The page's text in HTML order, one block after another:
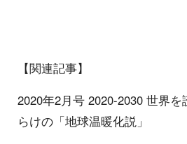
【関連記事】
2020年2月号 2020-2030 世界
らけの「地球温暖化説」